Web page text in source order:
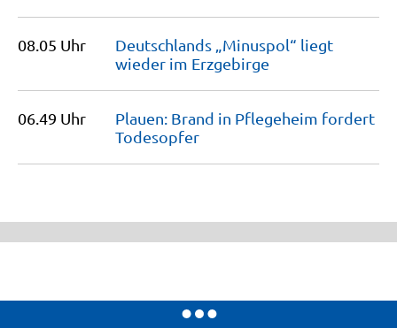
08.05 Uhr
Deutschlands „Minuspol“ liegt
wieder im Erzgebirge
06.49 Uhr
Plauen: Brand in Pflegeheim fordert
Todesopfer